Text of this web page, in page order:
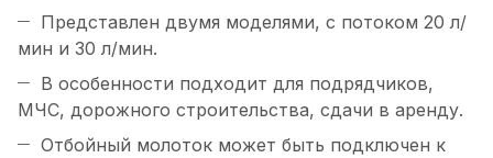
Представлен двумя моделями, с потоком 20 л/
мин и 30 л/мин.
В особенности подходит для подрядчиков,
МЧС, дорожного строительства, сдачи в аренду.
Отбойный молоток может быть подключен к